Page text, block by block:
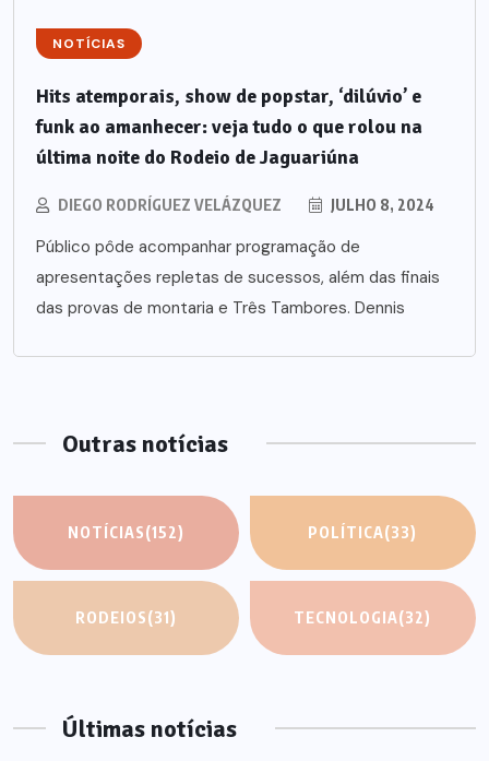
NOTÍCIAS
Hits atemporais, show de popstar, ‘dilúvio’ e
funk ao amanhecer: veja tudo o que rolou na
última noite do Rodeio de Jaguariúna
DIEGO RODRÍGUEZ VELÁZQUEZ JULHO 8, 2024
Público pôde acompanhar programação de
apresentações repletas de sucessos, além das finais
das provas de montaria e Três Tambores. Dennis
Outras notícias
NOTÍCIAS(152) POLÍTICA(33)
RODEIOS(31) TECNOLOGIA(32)
Últimas notícias